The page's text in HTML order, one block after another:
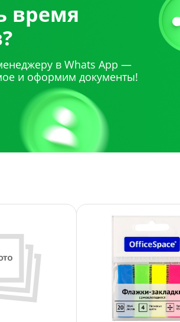
время
в Whats App —
и оформим документы!